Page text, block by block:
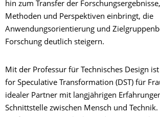
hin zum Transfer der
Methoden und Perspektiven einbringt, die
Anwendungsorientierung und
Forschung deutlich steigern.
Mit der Professur für Technisches Design
for Speculative Transformation (DST) für
idealer Partner mit langjährigen
Schnittstelle zwischen Mensch und